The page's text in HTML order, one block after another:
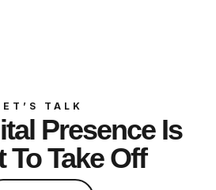
TALK
Presence Is
To Take Off